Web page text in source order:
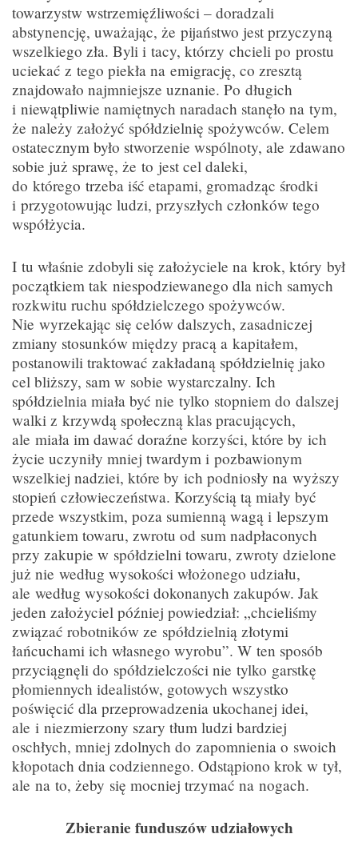
towarzystw wstrzemięźliwości – doradzali
abstynencję, uważając, że pijaństwo jest przyczyną
wszelkiego zła. Byli i tacy, którzy chcieli po prostu
uciekać z tego piekła na emigrację, co zresztą
znajdowało najmniejsze uznanie. Po długich
i niewątpliwie namiętnych naradach stanęło na tym,
że należy założyć spółdzielnię spożywców. Celem
ostatecznym było stworzenie wspólnoty, ale zdawano
sobie już sprawę, że to jest cel daleki,
do którego trzeba iść etapami, gromadząc środki
i przygotowując ludzi, przyszłych członków tego
współżycia.
I tu właśnie zdobyli się założyciele na krok, który był
początkiem tak niespodziewanego dla nich samych
rozkwitu ruchu spółdzielczego spożywców.
Nie wyrzekając się celów dalszych, zasadniczej
zmiany stosunków między pracą a kapitałem,
postanowili traktować zakładaną spółdzielnię jako
cel bliższy, sam w sobie wystarczalny. Ich
spółdzielnia miała być nie tylko stopniem do dalszej
walki z krzywdą społeczną klas pracujących,
ale miała im dawać doraźne korzyści, które by ich
życie uczyniły mniej twardym i pozbawionym
wszelkiej nadziei, które by ich podniosły na wyższy
stopień człowieczeństwa. Korzyścią tą miały być
przede wszystkim, poza sumienną wagą i lepszym
gatunkiem towaru, zwrotu od sum nadpłaconych
przy zakupie w spółdzielni towaru, zwroty dzielone
już nie według wysokości włożonego udziału,
ale według wysokości dokonanych zakupów. Jak
jeden założyciel później powiedział: „chcieliśmy
związać robotników ze spółdzielnią złotymi
łańcuchami ich własnego wyrobu”. W ten sposób
przyciągnęli do spółdzielczości nie tylko garstkę
płomiennych idealistów, gotowych wszystko
poświęcić dla przeprowadzenia ukochanej idei,
ale i niezmierzony szary tłum ludzi bardziej
oschłych, mniej zdolnych do zapomnienia o swoich
kłopotach dnia codziennego. Odstąpiono krok w tył,
ale na to, żeby się mocniej trzymać na nogach.
Zbieranie funduszów udziałowych